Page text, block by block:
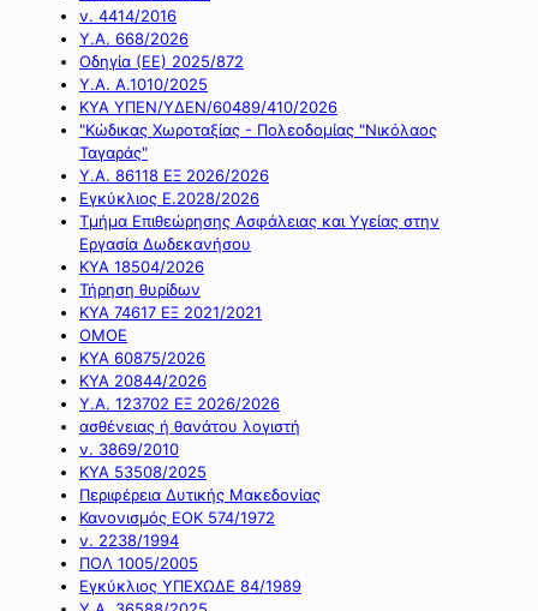
ν. 4414/2016
Y.A. 668/2026
Οδηγία (ΕΕ) 2025/872
Υ.Α. Α.1010/2025
ΚΥΑ ΥΠΕΝ/ΥΔΕΝ/60489/410/2026
"Κώδικας Χωροταξίας - Πολεοδομίας "Νικόλαος
Ταγαράς"
Υ.Α. 86118 ΕΞ 2026/2026
Εγκύκλιος Ε.2028/2026
Τμήμα Επιθεώρησης Ασφάλειας και Υγείας στην
Εργασία Δωδεκανήσου
ΚΥΑ 18504/2026
Τήρηση θυρίδων
ΚΥΑ 74617 ΕΞ 2021/2021
ΟΜΟΕ
ΚΥΑ 60875/2026
ΚΥΑ 20844/2026
Υ.Α. 123702 ΕΞ 2026/2026
ασθένειας ή θανάτου λογιστή
ν. 3869/2010
ΚΥΑ 53508/2025
Περιφέρεια Δυτικής Μακεδονίας
Κανονισμός ΕΟΚ 574/1972
ν. 2238/1994
ΠΟΛ 1005/2005
Εγκύκλιος ΥΠΕΧΩΔΕ 84/1989